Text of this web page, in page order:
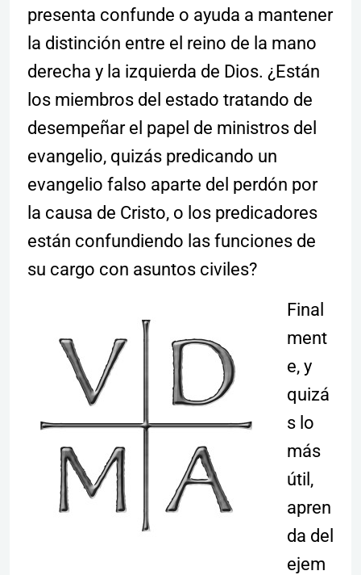
presenta confunde o ayuda a mantener
la distinción entre el reino de la mano
derecha y la izquierda de Dios. ¿Están
los miembros del estado tratando de
desempeñar el papel de ministros del
evangelio, quizás predicando un
evangelio falso aparte del perdón por
la causa de Cristo, o los predicadores
están confundiendo las funciones de
su cargo con asuntos civiles?
Final
ment
e, y
quizá
s lo
más
útil,
apren
da del
ejem